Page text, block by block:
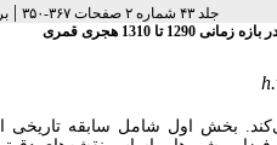
جلد ۴۳ شماره ۲ صفحات ۳۶۷-۳۵۰ |
هجری قمری
بخش اول شامل سابقه تاریخی